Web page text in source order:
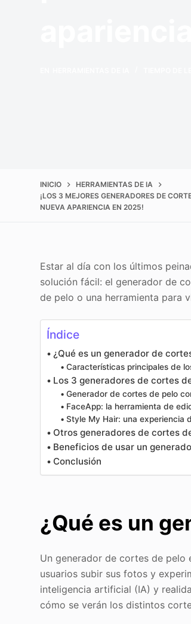
INICIO
HERRAMIENTAS DE IA
¡LOS 3 MEJORES GENERADORES DE
NUEVA APARIENCIA EN 2025!
Estar al día con los últimos
solución fácil: el generador de
de pelo o una herramienta para
Índice
¿Qué es un generador de
Características principales de
Los 3 generadores de cortes
Generador de cortes de pelo
FaceApp: la herramienta de
Style My Hair: una experiencia
Otros generadores de cortes
Beneficios de usar un
Conclusión
¿Qué es un
Un generador de cortes de pelo
usuarios subir sus fotos y
inteligencia artificial (IA) y
cómo se verán los distintos